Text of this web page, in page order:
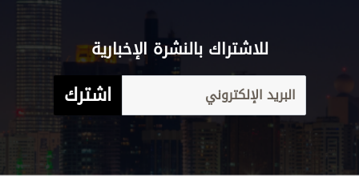
للاشتراك بالنشرة الإخبارية
اشترك